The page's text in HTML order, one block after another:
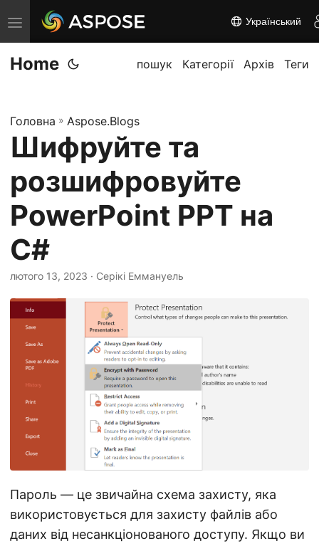
П
е
р
к
т
и
н
а
в
і
г
а
Український
Home пошук Категорії Архів Теги
Головна » Aspose.Blogs
Шифруйте та
розшифровуйте
PowerPoint PPT на
C#
лютого 13, 2023 · Серікі Еммануель
Пароль — це звичайна схема захисту, яка
використовується для захисту файлів або
даних від несанкціонованого доступу. Якщо ви